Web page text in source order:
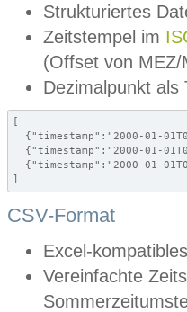
Strukturiertes
Zeitstempel im
(Offset von MEZ/
Dezimalpunkt als
[
{"timestamp":"2000-01-
{"timestamp":"2000-01-
{"timestamp":"2000-01-
]
CSV-Format
Excel-
Vereinfachte